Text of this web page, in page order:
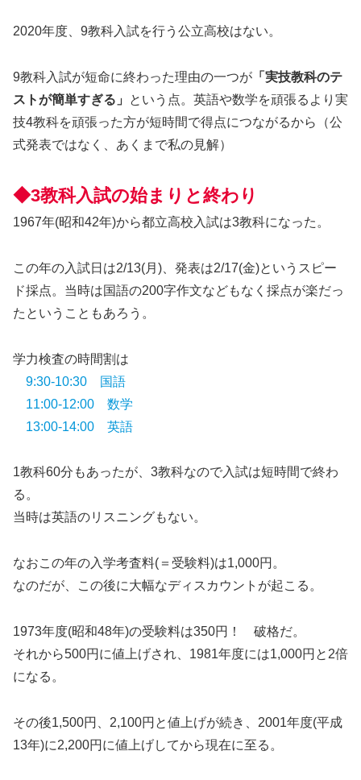
2020年度、9教科入試を行う公立高校はない。
9教科入試が短命に終わった理由の一つが 「実技教科のテ
ストが簡単すぎる」
という点。英語や数学を頑張るより実
技4教科を頑張った方が短時間で得点につながるから（公
式発表ではなく、あくまで私の見解）
◆3教科入試の始まりと終わり
1967年(昭和42年)から都立高校入試は3教科になった。
この年の入試日は2/13(月)、発表は2/17(金)というスピー
ド採点。当時は国語の200字作文などもなく採点が楽だっ
たということもあろう。
学力検査の時間割は
9:30-10:30 国語
11:00-12:00 数学
13:00-14:00 英語
1教科60分もあったが、3教科なので入試は短時間で終わ
る。
当時は英語のリスニングもない。
なおこの年の入学考査料(＝受験料)は1,000円。
なのだが、この後に大幅なディスカウントが起こる。
1973年度(昭和48年)の受験料は350円！ 破格だ。
それから500円に値上げされ、1981年度には1,000円と2倍
になる。
その後1,500円、2,100円と値上げが続き、2001年度(平成
13年)に2,200円に値上げしてから現在に至る。